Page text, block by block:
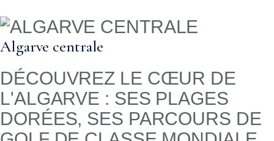
Algarve centrale
DÉCOUVREZ LE CŒUR DE
L'ALGARVE : SES PLAGES
DORÉES, SES PARCOURS DE